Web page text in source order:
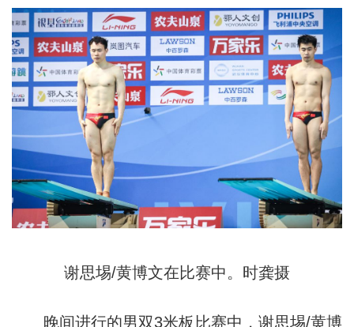
谢思埸/黄博文在比赛中。时龚摄
晚间进行的男双3米板比赛中，谢思埸/黄博